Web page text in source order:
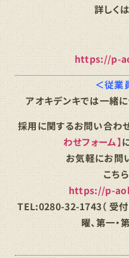
詳しく
https://p-
＜従業
アオキデンキでは一緒に
採用に関するお問い合わ
わせフォーム】
お気軽にお問
こち
https://p-
TEL:0280-32-1743（ 受
曜、第一・